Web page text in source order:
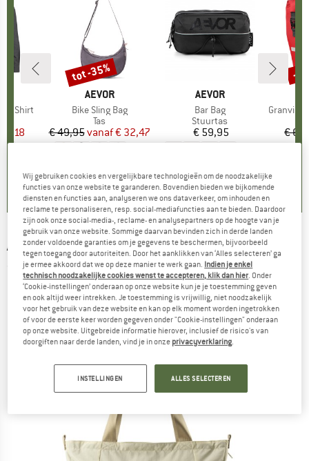
Shirt
prijs
MERK
AEVOR
Artikel
Bike Sling Bag
Productgroep
Tas
Prijs
€ 49,95 Verlaagde prijs
vanaf€ 32,47
Korting
tot -35%
MERK
AEVOR
Artikel
Bar Bag
Productgroep
Stuurtas
Prijs
€ 59,95
Artikel
GranvikSt.
€
-
AEVOR -Bike Shopper - Tas
(0)
Wij gebruiken cookies en vergelijkbare technologieën om de noodzakelijke
functies van onze website te garanderen. Bovendien bieden we bijkomende
diensten en functies aan, analyseren we ons dataverkeer, om inhouden en
reclame te personaliseren, resp. social-mediafuncties aan te bieden. Daardoor
zijn ook onze social-media-, reclame- en analysepartners op de hoogte van je
gebruik van onze website. Sommige daarvan bevinden zich in derde landen
zonder voldoende garanties om je gegevens te beschermen, bijvoorbeeld
tegen toegang door autoriteiten. Door het aanklikken van ‘Alles selecteren’ ga
je ermee akkoord dat we op deze manier te werk gaan. Indien je enkel
technisch noodzakelijke cookies wenst te accepteren, klik dan hier . Onder
‘Cookie-instellingen’ onderaan op onze website kun je je toestemming geven
en ook altijd weer intrekken. Je toestemming is vrijwillig, niet noodzakelijk
voor het gebruik van deze website en kan op elk moment worden ingetrokken
of voor de eerste keer worden gegeven onder "Cookie-instellingen" onderaan
op onze website. Uitgebreide informatie hierover, inclusief de risico's van
doorgiften naar derde landen, vind je in onze privacyverklaring
INSTELLINGEN ALLES SELECTEREN